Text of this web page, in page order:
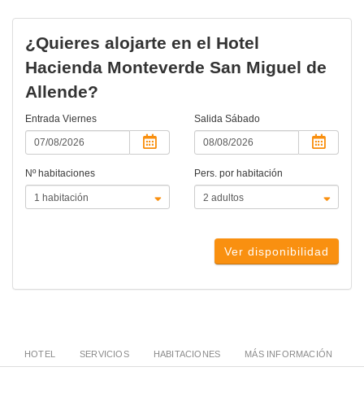
¿Quieres alojarte en el Hotel
Hacienda Monteverde San Miguel de
Allende?
Entrada Viernes Salida Sábado
Nº habitaciones Pers. por habitación
Ver disponibilidad
HOTEL SERVICIOS HABITACIONES MÁS INFORMACIÓN